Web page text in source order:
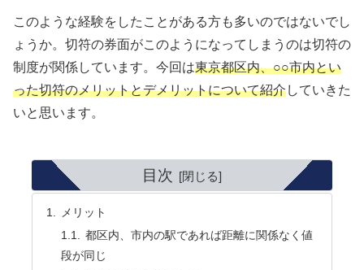
このような経験をしたことがある方も多いのではないでし
ょうか。切符の券面がこのようになってしまうのは切符の
制度が関係しています。今回は東京都区内、○○市内とい
った切符のメリットとデメリットについて紹介していきた
いと思います。
目次
メリット
都区内、市内の駅であれば距離に関係なく値
段が同じ